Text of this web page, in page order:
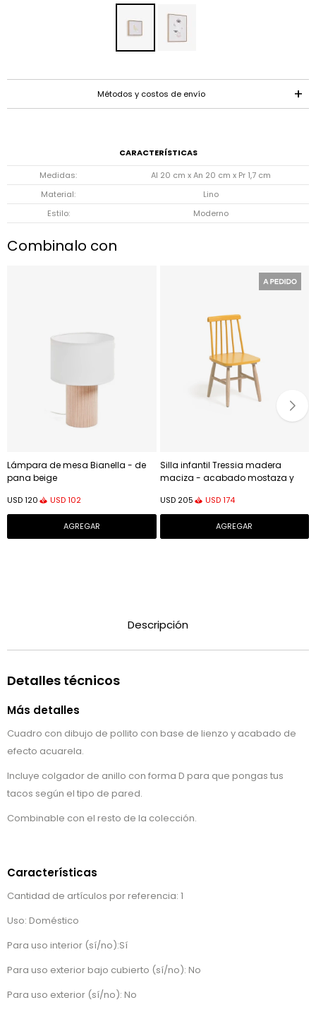
Métodos y costos de envío
CARACTERÍSTICAS
Medidas
Al 20 cm x An 20 cm x Pr 1,7 cm
Material
Lino
Estilo
Moderno
Combinalo con
Lámpara de mesa Bianella - de
pana beige
USD120 USD102
Silla infantil Tressia madera
maciza - acabado mostaza y
USD 205 USD 174
Descripción
Detalles técnicos
Más detalles
Cuadro con dibujo de pollito con base de lienzo y acabado de
efecto acuarela.
Incluye colgador de anillo con forma D para que pongas tus
tacos según el tipo de pared.
Combinable con el resto de la colección.
Características
Cantidad de artículos por referencia: 1
Uso: Doméstico
Para uso interior (sí/no):Sí
Para uso exterior bajo cubierto (sí/no): No
Para uso exterior (sí/no): No